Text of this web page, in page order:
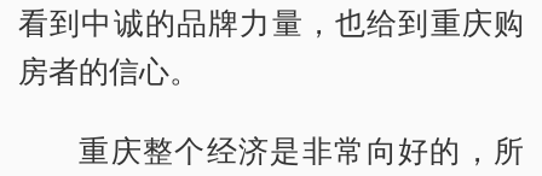
看到中诚的品牌力量，也给到重庆购
房者的信心。
重庆整个经济是非常向好的，所